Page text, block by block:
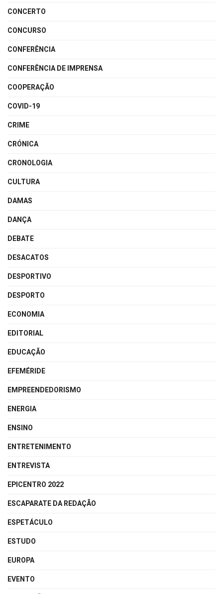
CONCERTO
CONCURSO
CONFERÊNCIA
CONFERÊNCIA DE IMPRENSA
COOPERAÇÃO
COVID-19
CRIME
CRÓNICA
CRONOLOGIA
CULTURA
DAMAS
DANÇA
DEBATE
DESACATOS
DESPORTIVO
DESPORTO
ECONOMIA
EDITORIAL
EDUCAÇÃO
EFEMÉRIDE
EMPREENDEDORISMO
ENERGIA
ENSINO
ENTRETENIMENTO
ENTREVISTA
EPICENTRO 2022
ESCAPARATE DA REDAÇÃO
ESPETÁCULO
ESTUDO
EUROPA
EVENTO